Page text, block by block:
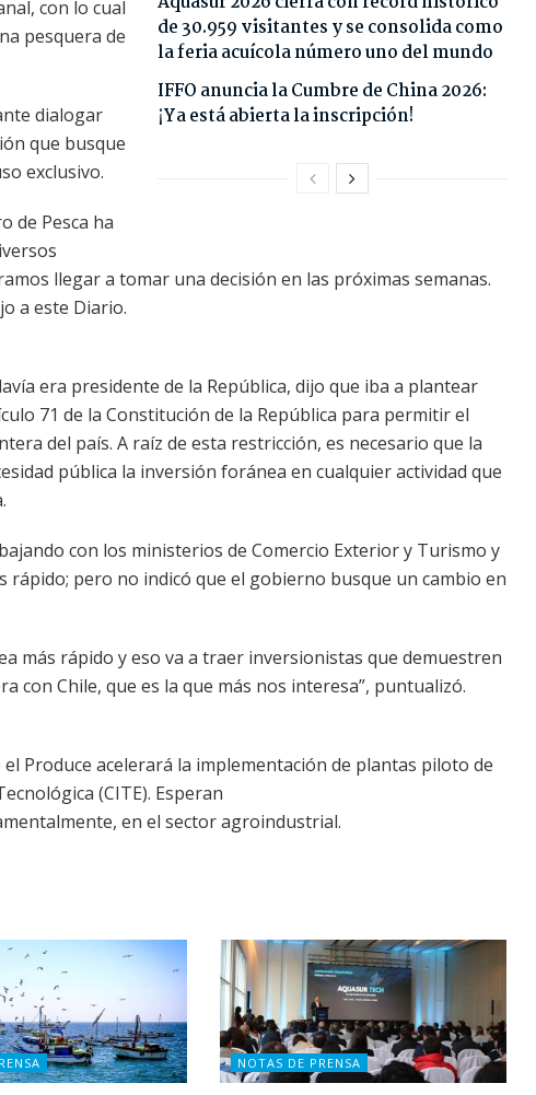
de 30.959 visitantes y se consolida como
la feria acuícola número uno del mundo
IFFO anuncia la Cumbre de China 2026:
¡Ya está abierta la inscripción!
con lo cual
pesquera de
dialogar
que busque
exclusivo.
de Pesca ha
llegar a tomar una decisión en las próximas semanas.
a este Diario.
era presidente de la República, dijo que iba a plantear
71 de la Constitución de la República para permitir el
del país. A raíz de esta restricción, es necesario que la
pública la inversión foránea en cualquier actividad que
con los ministerios de Comercio Exterior y Turismo y
rápido; pero no indicó que el gobierno busque un cambio en
más rápido y eso va a traer inversionistas que demuestren
con Chile, que es la que más nos interesa”, puntualizó.
Produce acelerará la implementación de plantas piloto de
(CITE). Esperan
en el sector agroindustrial.
NOTAS DE PRENSA